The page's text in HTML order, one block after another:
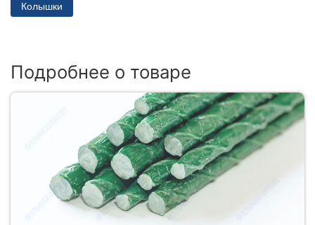
Колышки
Подробнее о товаре